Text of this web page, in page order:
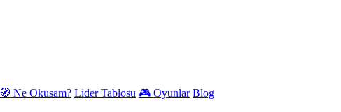
🧭 Ne Okusam? Lider Tablosu 🎮 Oyunlar Blog